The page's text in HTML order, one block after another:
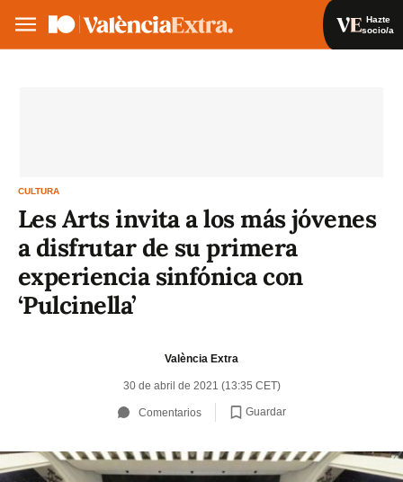
Hazte
socio/a
CULTURA
Les Arts invita a los más jóvenes
a disfrutar de su primera
experiencia sinfónica con
‘Pulcinella’
València Extra
30 de abril de 2021 (13:35 CET)
Comentarios Guardar